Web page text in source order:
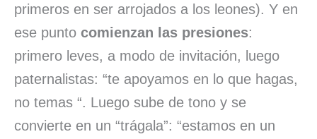
primeros en ser arrojados a los leones). Y en
ese punto comienzan las presiones:
primero leves, a modo de invitación, luego
paternalistas: “te apoyamos en lo que hagas,
no temas “. Luego sube de tono y se
convierte en un “trágala”: “estamos en un